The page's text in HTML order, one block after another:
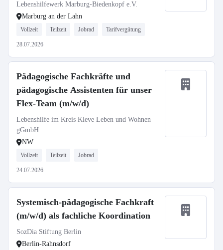
Lebenshilfewerk Marburg-Biedenkopf e.V.
Marburg an der Lahn
Vollzeit Teilzeit Jobrad Tarifvergütung
28.07.2026
Pädagogische Fachkräfte und
pädagogische Assistenten für unser
Flex-Team (m/w/d)
Lebenshilfe im Kreis Kleve Leben und Wohnen
gGmbH
NW
Vollzeit Teilzeit Jobrad
24.07.2026
Systemisch-pädagogische Fachkraft
(m/w/d) als fachliche Koordination
SozDia Stiftung Berlin
Berlin-Rahnsdorf